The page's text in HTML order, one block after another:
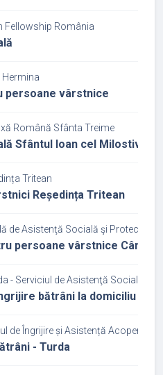
Fellowship România
persoane vârstnice
Română Sfânta Treime
Sfântul Ioan cel Milostiv
Tritean
Reședința Tritean
de Asistenţă Socială şi Protecţia
persoane vârstnice Câmpia
- Serviciul de Asistenţă Socială
bătrâni la domiciliu
de Îngrijire și Asistență
- Turda